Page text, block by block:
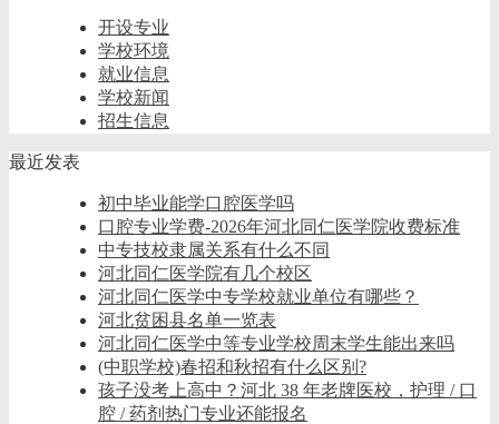
开设专业
学校环境
就业信息
学校新闻
招生信息
最近发表
初中毕业能学口腔医学吗
口腔专业学费-2026年河北同仁医学院收费标准
中专技校隶属关系有什么不同
河北同仁医学院有几个校区
河北同仁医学中专学校就业单位有哪些？
河北贫困县名单一览表
河北同仁医学中等专业学校周末学生能出来吗
(中职学校)春招和秋招有什么区别?
孩子没考上高中？河北 38 年老牌医校，护理 / 口
腔 / 药剂热门专业还能报名